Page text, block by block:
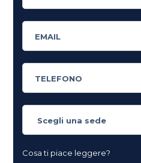
Cosa ti piace leggere?